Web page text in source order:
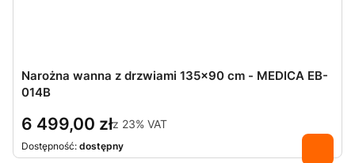
Narożna wanna z drzwiami 135×90 cm - MEDICA EB-
014B
6 499,00 złz 23% VAT
Dostępność: dostępny